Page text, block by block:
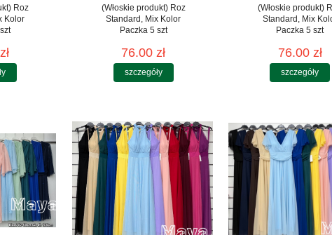
Roz
Kolor
(Włoskie produkt) Roz
Standard, Mix Kolor
Paczka 5 szt
76.00 zł
szczegóły
(Włoskie produkt)
Standard, Mix
Paczka 5 szt
76.00 zł
szczegóły